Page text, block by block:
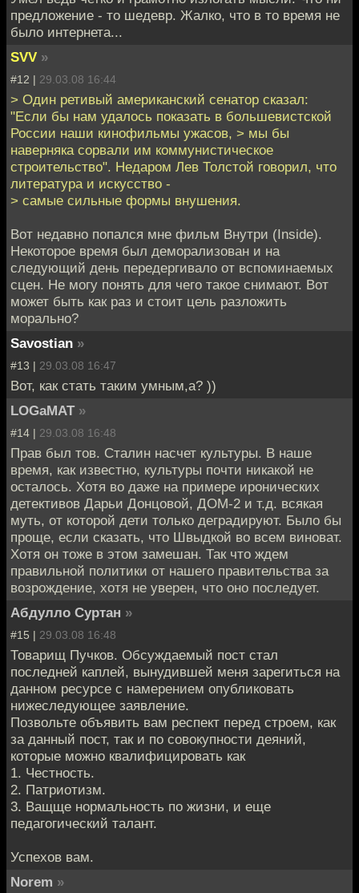
предложение - то шедевр. Жалко, что в то время не
было интернета...
SVV »
#12 | 29.03.08 16:44
> Один ретивый американский сенатор сказал:
"Если бы нам удалось показать в большевистской
России наши кинофильмы ужасов, > мы бы
наверняка сорвали им коммунистическое
строительство". Недаром Лев Толстой говорил, что
литература и искусство -
> самые сильные формы внушения.
Вот недавно попался мне фильм Внутри (Inside).
Некоторое время был деморализован и на
следующий день передергивало от вспоминаемых
сцен. Не могу понять для чего такое снимают. Вот
может быть как раз и стоит цель разложить
морально?
Savostian »
#13 | 29.03.08 16:47
Вот, как стать таким умным,а? ))
LOGaMAT »
#14 | 29.03.08 16:48
Прав был тов. Сталин насчет культуры. В наше
время, как известно, культуры почти никакой не
осталось. Хотя во даже на примере иронических
детективов Дарьи Донцовой, ДОМ-2 и т.д. всякая
муть, от которой дети только деградируют. Было бы
проще, если сказать, что Швыдкой во всем виноват.
Хотя он тоже в этом замешан. Так что ждем
правильной политики от нашего правительства за
возрождение, хотя не уверен, что оно последует.
Абдулло Суртан »
#15 | 29.03.08 16:48
Товарищ Пучков. Обсуждаемый пост стал
последней каплей, вынудившей меня зарегиться на
данном ресурсе с намерением опубликовать
нижеследующее заявление.
Позвольте объявить вам респект перед строем, как
за данный пост, так и по совокупности деяний,
которые можно квалифицировать как
1. Честность.
2. Патриотизм.
3. Ващще нормальность по жизни, и еще
педагогический талант.
Успехов вам.
Norem »